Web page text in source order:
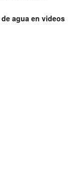
agua en videos